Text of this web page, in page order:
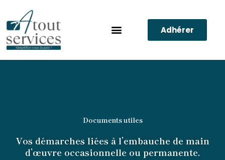
contenu
Adhérer
Documents utiles
Vos démarches liées à l’embauche de main
d’œuvre occasionnelle ou permanente.​